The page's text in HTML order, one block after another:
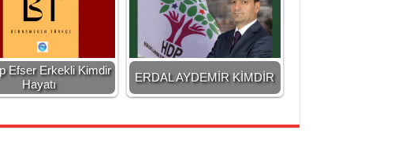
Efser Erkekli Kimdir
Hayatı
ERDAL AYDEMİR KİMDİR